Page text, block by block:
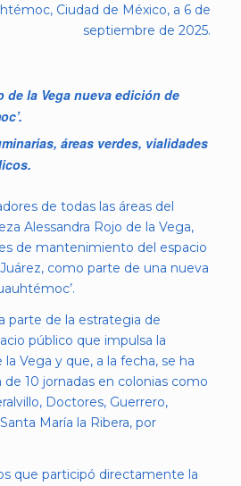
Ciudad de México, a 6 de
septiembre de 2025.
de la Vega nueva edición de
áreas verdes, vialidades
de todas las áreas del
Alessandra Rojo de la Vega,
de mantenimiento del espacio
como parte de una nueva
parte de la estrategia de
público que impulsa la
la Vega y que, a la fecha, se ha
10 jornadas en colonias como
Doctores, Guerrero,
María la Ribera, por
que participó directamente la